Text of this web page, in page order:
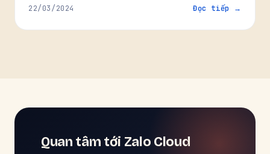
22/03/2024 Đọc tiếp →
Quan tâm tới Zalo Cloud